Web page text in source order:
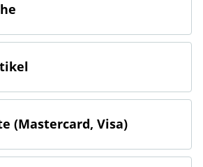
(Mastercard, Visa)